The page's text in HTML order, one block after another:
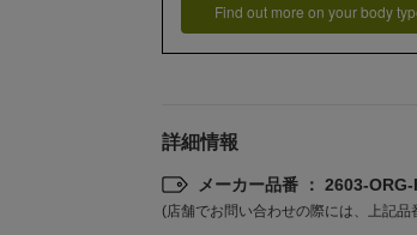
Find out more on your body
詳細情報
メーカー品番 ： 2603-
(店舗でお問い合わせの際には、上記品